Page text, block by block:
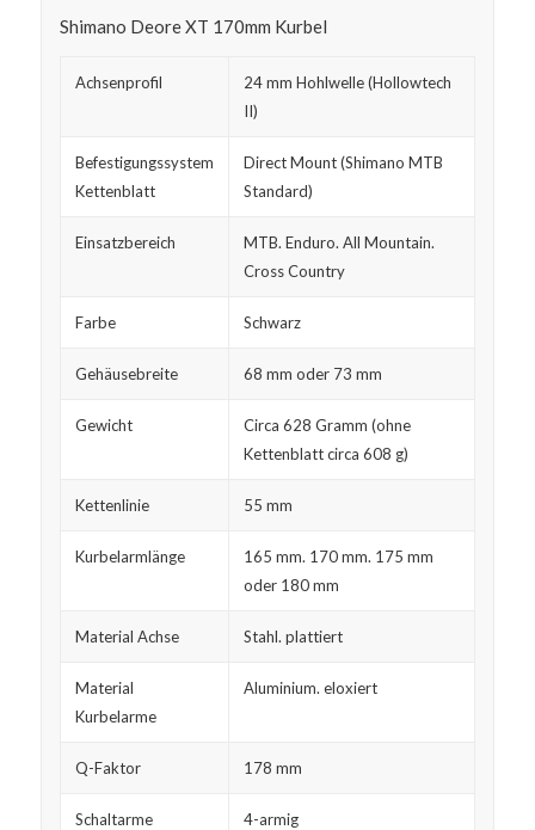
Shimano Deore XT 170mm Kurbel
Achsenprofil
24 mm Hohlwelle (Hollowtech
II)
Befestigungssystem
Kettenblatt
Direct Mount (Shimano MTB
Standard)
Einsatzbereich
MTB. Enduro. All Mountain.
Cross Country
Farbe Schwarz
Gehäusebreite 68 mm oder 73 mm
Gewicht
Circa 628 Gramm (ohne
Kettenblatt circa 608 g)
Kettenlinie 55 mm
Kurbelarmlänge
165 mm. 170 mm. 175 mm
oder 180 mm
Material Achse Stahl. plattiert
Material
Kurbelarme
Aluminium. eloxiert
Q-Faktor 178 mm
Schaltarme 4-armig